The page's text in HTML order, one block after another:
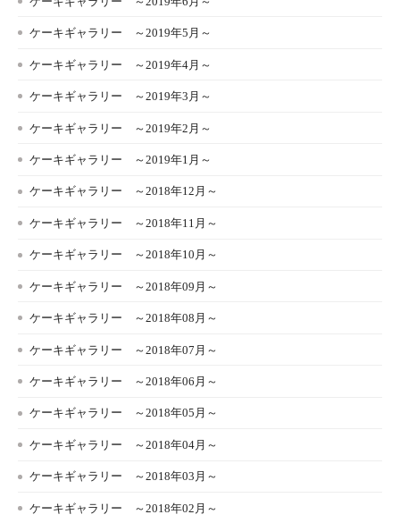
ケーキギャラリー ～2019年5月～
ケーキギャラリー ～2019年4月～
ケーキギャラリー ～2019年3月～
ケーキギャラリー ～2019年2月～
ケーキギャラリー ～2019年1月～
ケーキギャラリー ～2018年12月～
ケーキギャラリー ～2018年11月～
ケーキギャラリー ～2018年10月～
ケーキギャラリー ～2018年09月～
ケーキギャラリー ～2018年08月～
ケーキギャラリー ～2018年07月～
ケーキギャラリー ～2018年06月～
ケーキギャラリー ～2018年05月～
ケーキギャラリー ～2018年04月～
ケーキギャラリー ～2018年03月～
ケーキギャラリー ～2018年02月～